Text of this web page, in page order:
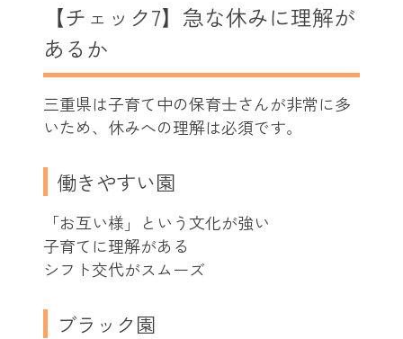
【チェック7】急な休みに理解が
あるか
三重県は子育て中の保育士さんが非常に多
いため、休みへの理解は必須です。
働きやすい園
「お互い様」という文化が強い
子育てに理解がある
シフト交代がスムーズ
ブラック園